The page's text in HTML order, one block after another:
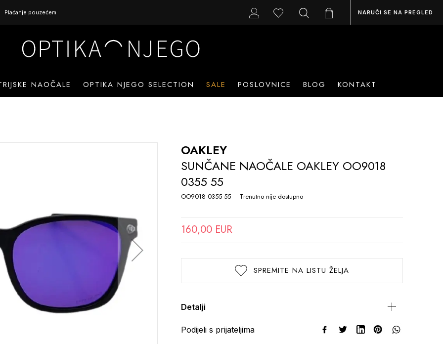
Plaćanje pouzećem NARUČI SE NA PREGLED
NAOČALE OPTIKA NJEGO SELECTION SALE POSLOVNICE BLOG KONTAKT
OAKLEY
SUNČANE NAOČALE OAKLEY OO9018
0355 55
OO9018 0355 55 Trenutno nije dostupno
160,00 EUR
SPREMITE NA LISTU ŽELJA
Detalji
Podijeli s prijateljima